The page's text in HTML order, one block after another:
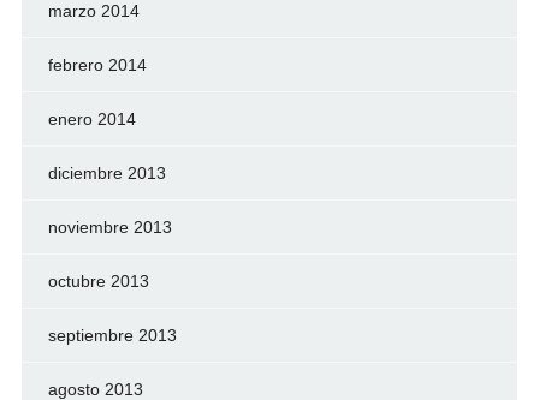
marzo 2014
febrero 2014
enero 2014
diciembre 2013
noviembre 2013
octubre 2013
septiembre 2013
agosto 2013